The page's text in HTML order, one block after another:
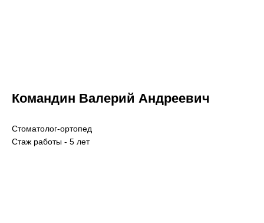
Командин Валерий Андреевич
Стоматолог-ортопед
Стаж работы - 5 лет